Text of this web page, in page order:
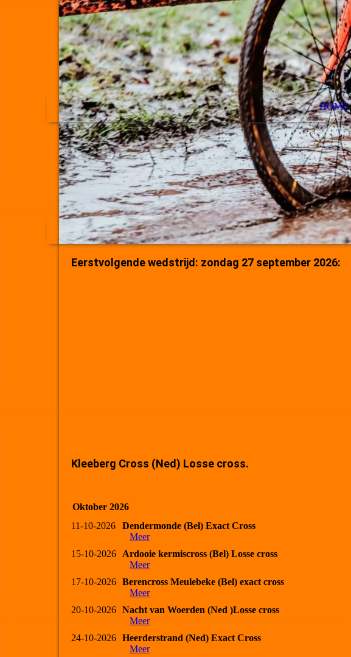
HOME
Eerstvolgende wedstrijd: zondag 27 september 2026:
Kleeberg Cross (Ned) Losse cross.
Oktober 2026
11-10-2026
Dendermonde (Bel) Exact Cross
Meer
15-10-2026
Ardooie kermiscross (Bel) Losse cross
Meer
17-10-2026 Berencross Meulebeke (Bel) exact cross
Meer
20-10-2026 Nacht van Woerden (Ned )Losse cross
Meer
24-10-2026 Heerderstrand (Ned) Exact Cross
Meer